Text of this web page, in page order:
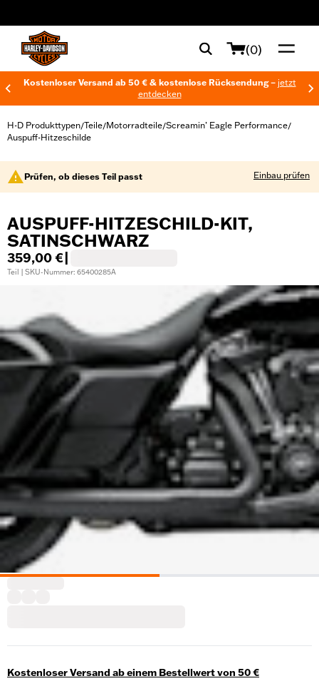
(0)
Kostenloser Versand ab 50 € & kostenlose Rücksendung – jetzt
entdecken
H-D Produkttypen/Teile/Motorradteile/Screamin’ Eagle Performance/
Auspuff-Hitzeschilde
Prüfen, ob dieses Teil passt Einbau prüfen
AUSPUFF-HITZESCHILD-KIT,
SATINSCHWARZ
359,00 €
Teil | SKU-Nummer: 65400285A
Kostenloser Versand ab einem Bestellwert von 50 €